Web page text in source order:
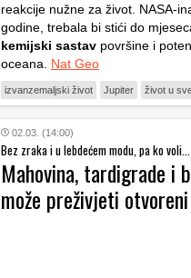
reakcije nužne za život. NASA-
godine, trebala bi stići do
kemijski sastav površine i
oceana. Nat Geo
izvanzemaljski život Jupiter život u
02.03. (14:00)
Bez zraka i u lebdećem modu, pa ko voli...
Mahovina, tardigrade i
može preživjeti